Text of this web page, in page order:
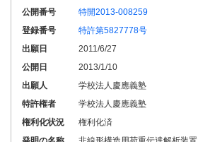
公開番号
特開2013-008259
登録番号
特許第5827778号
出願日
2011/6/27
公開日
2013/1/10
出願人
学校法人慶應義塾
特許権者
学校法人慶應義塾
権利化状況
権利化済